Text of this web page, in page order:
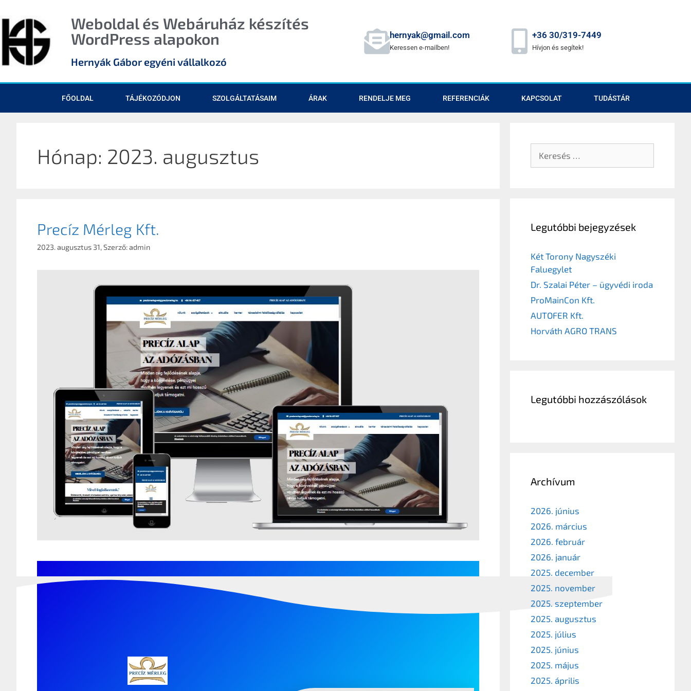
Weboldal és Webáruház készítés
WordPress alapokon
Hernyák Gábor egyéni vállalkozó
hernyak@gmail.com
Keressen e-mailben!
+36 30/319-7449
Hívjon és segítek!
FŐOLDAL TÁJÉKOZÓDJON SZOLGÁLTATÁSAIM ÁRAK RENDELJE MEG REFERENCIÁK KAPCSOLAT TUDÁSTÁR
Hónap: 2023. augusztus
Precíz Mérleg Kft.
2023. augusztus 31,Szerző:admin
Legutóbbi bejegyzések
Két Torony Nagyszéki
Faluegylet
Dr. Szalai Péter – ügyvédi iroda
ProMainCon Kft.
AUTOFER Kft.
Horváth AGRO TRANS
Legutóbbi hozzászólások
Archívum
2026. június
2026. március
2026. február
2026. január
2025. december
2025. november
2025. szeptember
2025. augusztus
2025. július
2025. június
2025. május
2025. április